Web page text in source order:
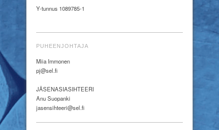
Y-tunnus 1089785-1
PUHEENJOHTAJA
Miia Immonen
pj@sel.fi
JÄSENASIASIHTEERI
Anu Suopanki
jasensihteeri@sel.fi